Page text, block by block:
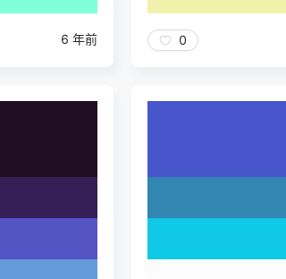
6 年前 0